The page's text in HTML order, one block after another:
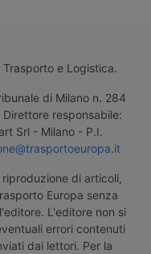
e Logistica.
di Milano n. 284
responsabile:
Srl - Milano - P.I.
di articoli,
Europa senza
L'editore non si
errori contenuti
dai lettori. Per la